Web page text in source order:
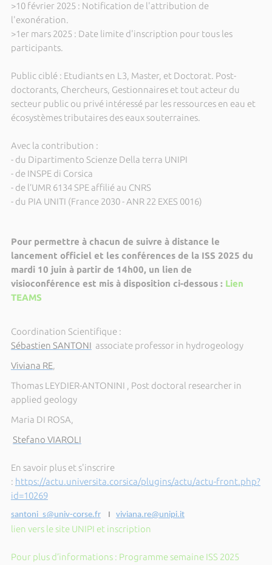
>10 février 2025 : Notification de l'attribution de
l'exonération.
>1er mars 2025 : Date limite d'inscription pour tous les
participants.
Public ciblé : Etudiants en L3, Master, et Doctorat. Post-
doctorants, Chercheurs, Gestionnaires et tout acteur du
secteur public ou privé intéressé par les ressources en eau et
écosystèmes tributaires des eaux souterraines.
Avec la contribution :
- du Dipartimento Scienze Della terra UNIPI
- de INSPE di Corsica
- de l’UMR 6134 SPE affilié au CNRS
- du PIA UNITI (France 2030 - ANR 22 EXES 0016)
Pour permettre à chacun de suivre à distance le
lancement officiel et les conférences de la ISS 2025 du
mardi 10 juin à partir de 14h00, un lien de
visioconférence est mis à disposition ci-dessous : Lien
TEAMS
Coordination Scientifique :
Sébastien SANTONI associate professor in hydrogeology
Viviana RE,
Thomas LEYDIER-ANTONINI , Post doctoral researcher in
applied geology
Maria DI ROSA,
Stefano VIAROLI
En savoir plus et s'inscrire
: https://actu.universita.corsica/plugins/actu/actu-front.php?
id=10269
santoni_s@univ-corse.frI viviana.re@unipi.it
lien vers le site UNIPI et inscription
Pour plus d’informations : Programme semaine ISS 2025